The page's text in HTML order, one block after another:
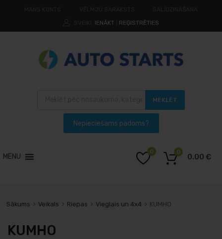
IENĀKT REĢISTRĒTIES
MEKLĒT
MENU
0
0.00 €
0
Sākums Veikals Riepas Vieglais un 4x4 KUMHO
KUMHO